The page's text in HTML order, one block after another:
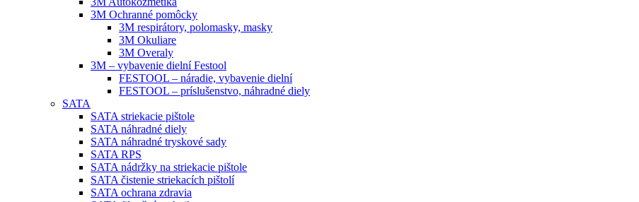
3M Ochranné pomôcky
3M respirátory, polomasky, masky
3M Okuliare
3M Overaly
3M – vybavenie dielní Festool
FESTOOL – náradie, vybavenie dielní
FESTOOL – príslušenstvo, náhradné diely
SATA
SATA striekacie pištole
SATA náhradné diely
SATA náhradné tryskové sady
SATA RPS
SATA nádržky na striekacie pištole
SATA čistenie striekacích pištolí
SATA ochrana zdravia